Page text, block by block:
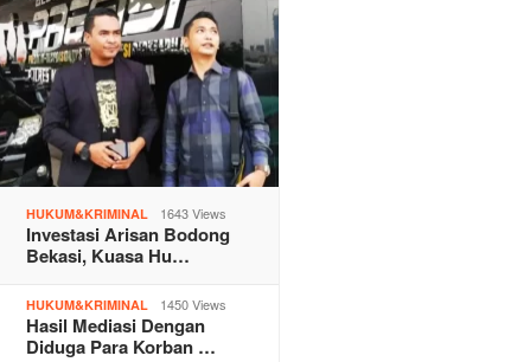
HUKUM&KRIMINAL 1643 Views
Investasi Arisan Bodong
Bekasi, Kuasa Hu…
HUKUM&KRIMINAL 1450 Views
Hasil Mediasi Dengan
Diduga Para Korban …